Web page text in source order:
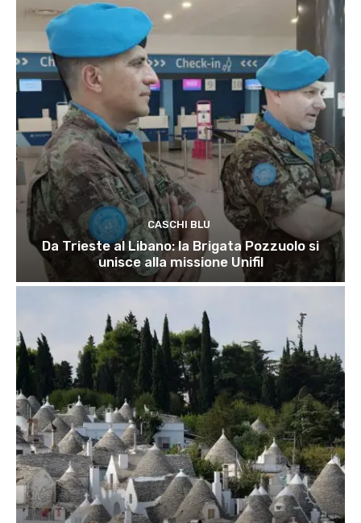
CASCHI BLU
Da Trieste al Libano: la Brigata Pozzuolo si
unisce alla missione Unifil